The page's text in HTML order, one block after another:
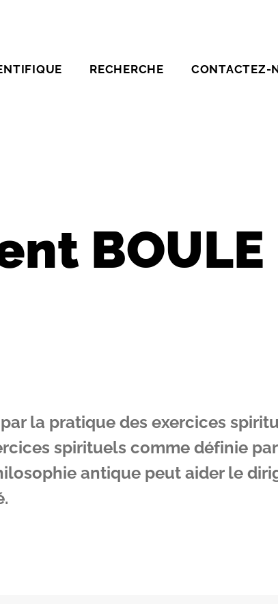
RECHERCHE CONTACTEZ-
BOULE
la pratique des exercices
spirituels comme définie
antique peut aider le